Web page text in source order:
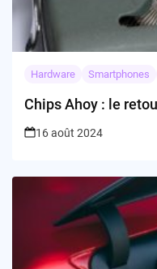
Hardware Smartphones
Chips Ahoy : le
16 août 2024